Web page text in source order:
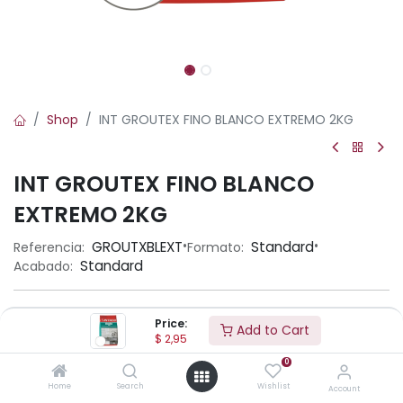
Price:
$ 2,95 Add to Cart
Home Search
0
Wishlist Account
Shop INT GROUTEX FINO BLANCO EXTREMO 2KG
INT GROUTEX FINO BLANCO
EXTREMO 2KG
Referencia: GROUTXBLEXT•Formato: Standard•
Acabado: Standard
Aplicación